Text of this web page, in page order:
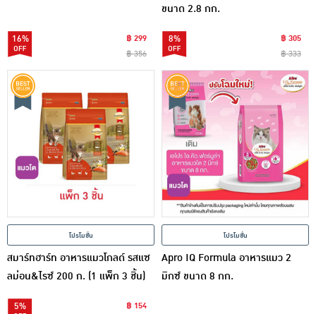
16%
฿ 299
฿ 356
ขนาด 2.8 กก.
8%
฿ 305
฿ 333
โปรโมชั่น
สมาร์ทฮาร์ท อาหารแมวโกลด์ รสแซ
ลม่อน&ไรซ์ 200 ก. (1 แพ็ก 3 ชิ้น)
5%
฿ 154
โปรโมชั่น
Apro IQ Formula อาหารแมว 2
มิกซ์ ขนาด 8 กก.